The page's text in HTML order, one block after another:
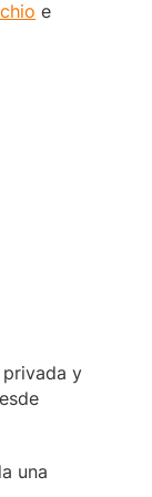
e
y
una